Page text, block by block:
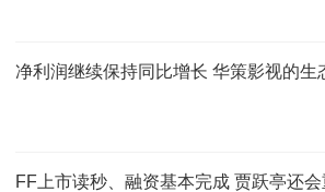
净利润继续保持同比增长 华策影视的生
FF上市读秒、融资基本完成 贾跃亭还会